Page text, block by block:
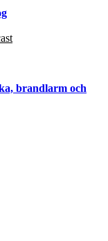
brandlarm och